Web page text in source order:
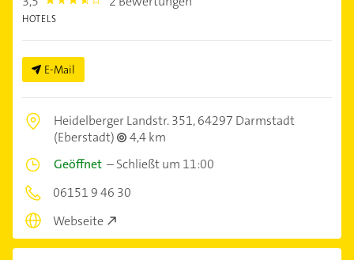
HOTELS
E-Mail
Heidelberger Landstr. 351,64297 Darmstadt
(Eberstadt)
4,4 km
Geöffnet –Schließt um 11:00
06151 9 46 30
Webseite